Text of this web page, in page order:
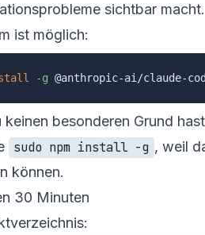
sichtbar macht.
ist möglich:
-g
keinen besonderen Grund
sudo npm install -g , weil
können.
30 Minuten